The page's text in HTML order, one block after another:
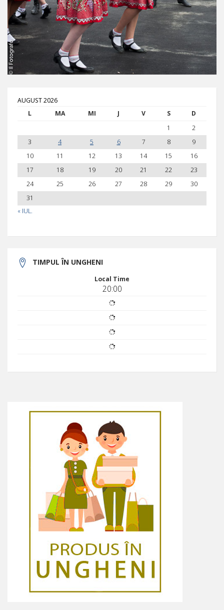
AUGUST 2026
L
MA MI J V S D
« IUL.
1
2
3
4 5 6 7 8
9
10
11 12 13 14 15
16
17
18 19 20 21 22
23
24
25 26 27 28 29
30
31
TIMPUL ÎN UNGHENI
Local Time
20:00